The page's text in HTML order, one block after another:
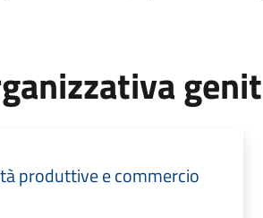
produttive e commercio